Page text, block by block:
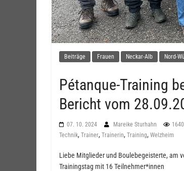
Beiträge Frauen Neckar-Alb Nord-
Pétanque-Training
Bericht vom
07. 10. 2024 Mareike Sturhahn
Technik, Trainer, Trainerin, Training, Welzheim
Liebe Mitglieder und Boulebegeisterte, am
Trainingstag mit 16 Teilnehmer*innen